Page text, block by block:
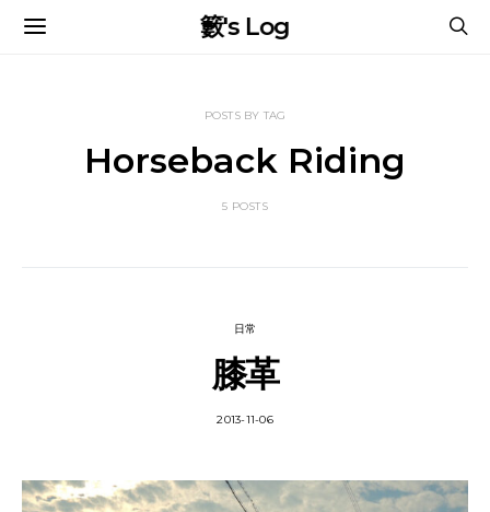
籔's Log
POSTS BY TAG
Horseback Riding
5 POSTS
日常
膝革
2013-11-06